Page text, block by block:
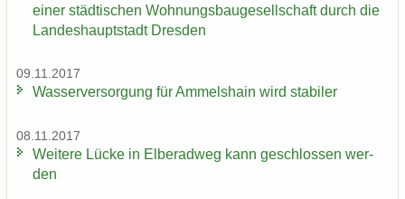
einer städ­ti­schen Woh­nungs­bau­ge­sell­schaft durch die
Lan­des­haupt­stadt Dres­den
09.11.2017
Was­ser­ver­sor­gung für Am­mels­hain wird sta­bi­ler
08.11.2017
Wei­te­re Lücke in El­be­rad­weg kann ge­schlos­sen wer­
den